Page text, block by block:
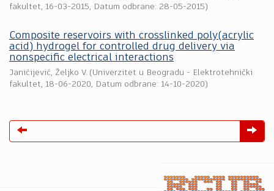
fakultet, 16-03-2015, Datum odbrane: 28-05-2015)
Composite reservoirs with crosslinked poly(acrylic
acid) hydrogel for controlled drug delivery via
nonspecific electrical interactions
Janićijević, Željko V. (Univerzitet u Beogradu - Elektrotehnički
fakultet, 18-06-2020, Datum odbrane: 14-10-2020)